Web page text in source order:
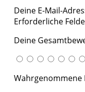
Deine E-Mail-
Erforderliche
Deine
Wahrgenommene